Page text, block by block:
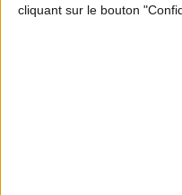
cliquant sur le bouton